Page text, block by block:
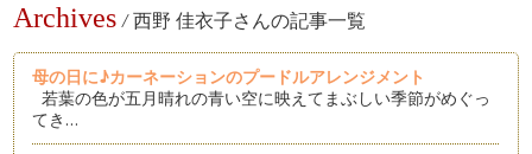
Archives / 西野 佳衣子さんの記事一覧
母の日に♪カーネーションのプードルアレンジメント
若葉の色が五月晴れの青い空に映えてまぶしい季節がめぐっ
てき…